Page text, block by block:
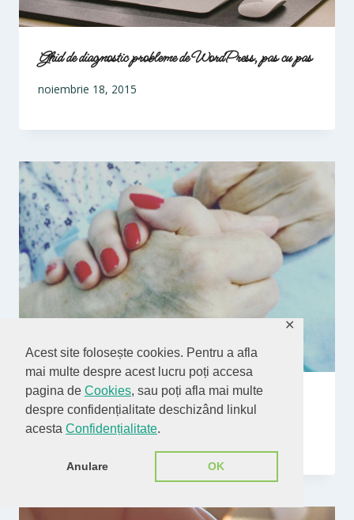
Acest site folosește cookies. Pentru a afla
mai multe despre acest lucru poți accesa
pagina de Cookies, sau poți afla mai multe
despre confidențialitate deschizând linkul
acesta Confidențialitate.
Anulare OK
✕
Ghid de diagnostic probleme de WordPress, pas cu pas
noiembrie 18, 2015
Undeva, in secunda supremei dureri
ianuarie 19, 2017